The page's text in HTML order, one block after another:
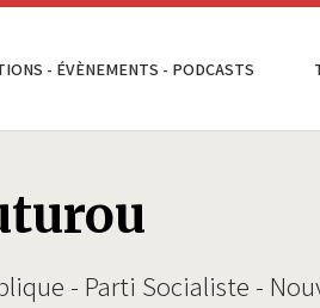
- ÉVÈNEMENTS - PODCASTS
- Parti Socialiste -